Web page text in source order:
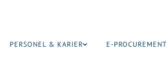
PERSONEL & KARIER E-PROCUREMENT